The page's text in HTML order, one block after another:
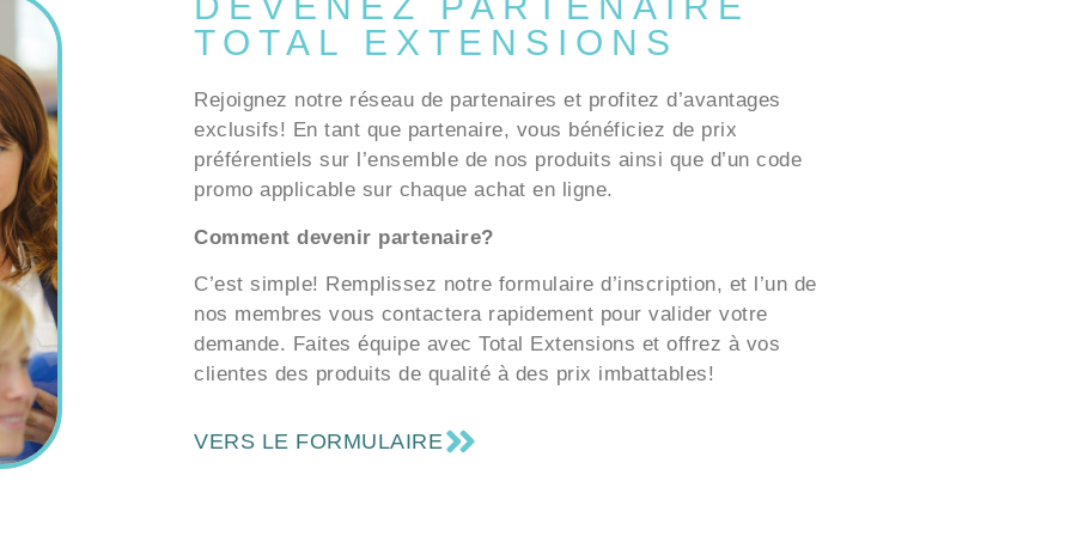
TOTAL EXTENSIONS
Rejoignez notre réseau de partenaires et profitez d’avantages
exclusifs! En tant que partenaire, vous bénéficiez de prix
préférentiels sur l’ensemble de nos produits ainsi que d’un code
promo applicable sur chaque achat en ligne.
Comment devenir partenaire?
C’est simple! Remplissez notre formulaire d’inscription, et l’un de
nos membres vous contactera rapidement pour valider votre
demande. Faites équipe avec Total Extensions et offrez à vos
clientes des produits de qualité à des prix imbattables!
VERS LE FORMULAIRE